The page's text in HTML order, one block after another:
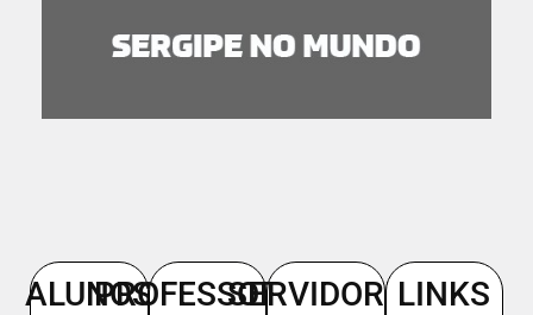
ALUNOSPROFESSORESSERVIDORESLINKS